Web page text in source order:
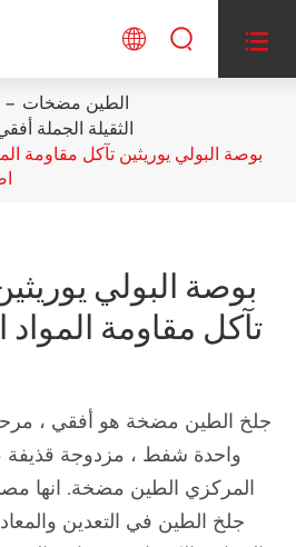
  
الطين مضخات
الثقيلة الجملة
تآكل مقاومة
واحدة شفط ، مزدوجة قذيفة ،
المركزي الطين مضخة. انها
جلخ الطين في التعدين